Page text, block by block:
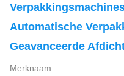
Automatische
Geavanceerde
Merknaam: